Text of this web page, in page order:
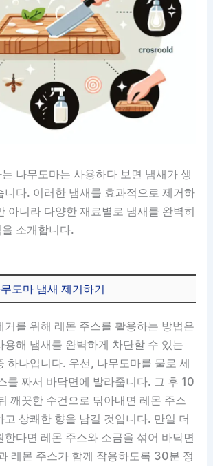
나무도마는 사용하다 보면 냄새가 생
니다. 이러한 냄새를 효과적으로 제거하
아니라 다양한 재료별로 냄새를 완벽히
소개합니다.
도마 냄새 제거하기
거를 위해 레몬 주스를 활용하는 방법은
용해 냄새를 완벽하게 차단할 수 있는
하나입니다. 우선, 나무도마를 물로 세
를 짜서 바닥면에 발라줍니다. 그 후 10
깨끗한 수건으로 닦아내면 레몬 주스
고 상쾌한 향을 남길 것입니다. 만일 더
한다면 레몬 주스와 소금을 섞어 바닥면
레몬 주스가 함께 작용하도록 30분 정